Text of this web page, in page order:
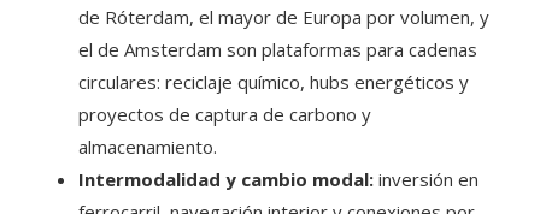
de Róterdam, el mayor de Europa por volumen, y
el de Amsterdam son plataformas para cadenas
circulares: reciclaje químico, hubs energéticos y
proyectos de captura de carbono y
almacenamiento.
Intermodalidad y cambio modal: inversión en